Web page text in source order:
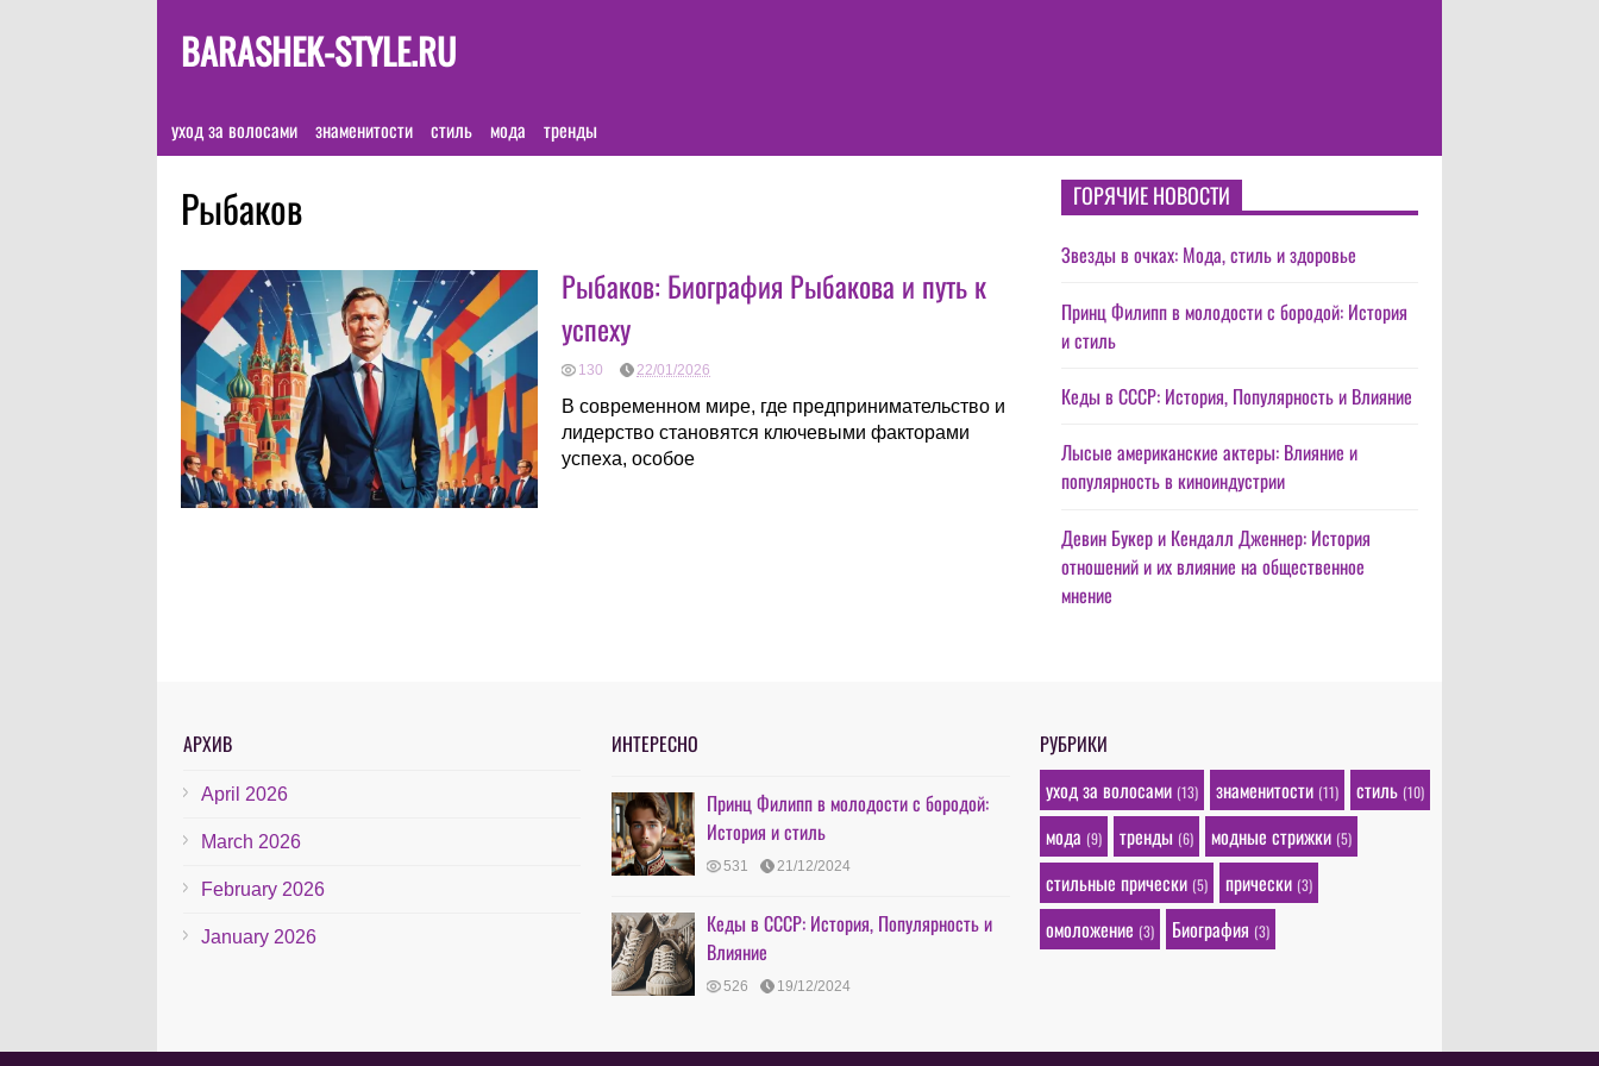
BARASHEK-STYLE.RU
уход за волосами знаменитости стиль мода тренды
Рыбаков
Рыбаков: Биография Рыбакова и путь к
успеху
130 22/01/2026
В современном мире, где предпринимательство и
лидерство становятся ключевыми факторами
успеха, особое
ГОРЯЧИЕ НОВОСТИ
Звезды в очках: Мода, стиль и здоровье
Принц Филипп в молодости с бородой: История
и стиль
Кеды в СССР: История, Популярность и Влияние
Лысые американские актеры: Влияние и
популярность в киноиндустрии
Девин Букер и Кендалл Дженнер: История
отношений и их влияние на общественное
мнение
АРХИВ
April 2026
March 2026
February 2026
January 2026
ИНТЕРЕСНО
Принц Филипп в молодости с бородой:
История и стиль
531 21/12/2024
Кеды в СССР: История, Популярность и
Влияние
526 19/12/2024
РУБРИКИ
уход за волосами (13) знаменитости (11) стиль (10)
мода (9) тренды (6) модные стрижки (5)
стильные прически (5) прически (3)
омоложение (3) Биография (3)